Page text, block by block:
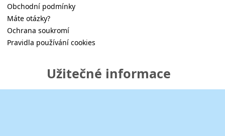
Obchodní podmínky
Máte otázky?
Ochrana soukromí
Pravidla používání cookies
Užitečné informace